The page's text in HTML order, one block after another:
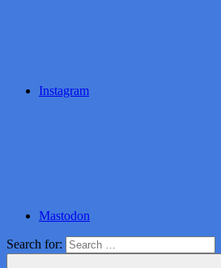
Instagram
Mastodon
Search for: